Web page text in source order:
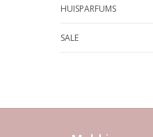
HUISPARFUMS
SALE